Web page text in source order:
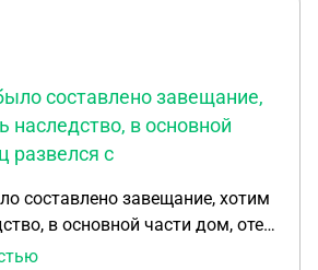
составлено завещание,
наследство, в основной
развелся с
составлено завещание, хотим
в основной части дом, отец
и женился на другой и жил в